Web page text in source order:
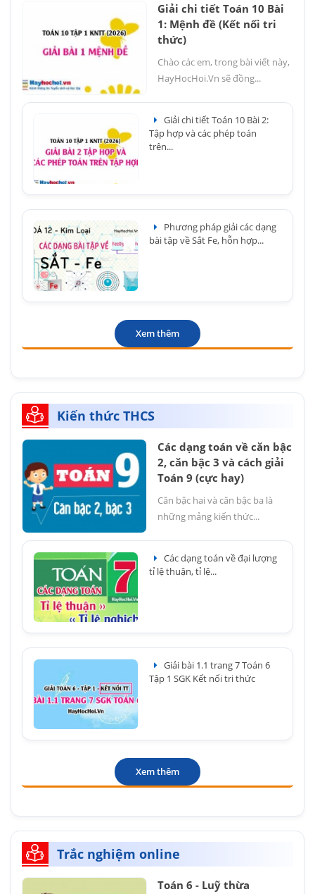
Giải chi tiết Toán 10 Bài
1: Mệnh đề (Kết nối tri
thức)
Chào các em, trong bài viết này,
HayHocHoi.Vn sẽ đồng...
Giải chi tiết Toán 10 Bài 2:
Tập hợp và các phép toán
trên...
Phương pháp giải các dạng
bài tập về Sắt Fe, hỗn hợp...
Xem thêm
Kiến thức THCS
Các dạng toán về căn bậc
2, căn bậc 3 và cách giải
Toán 9 (cực hay)
Căn bậc hai và căn bậc ba là
những mảng kiến thức...
Các dạng toán về đại lượng
tỉ lệ thuận, tỉ lệ...
Giải bài 1.1 trang 7 Toán 6
Tập 1 SGK Kết nối tri thức
Xem thêm
Trắc nghiệm online
Toán 6 - Luỹ thừa